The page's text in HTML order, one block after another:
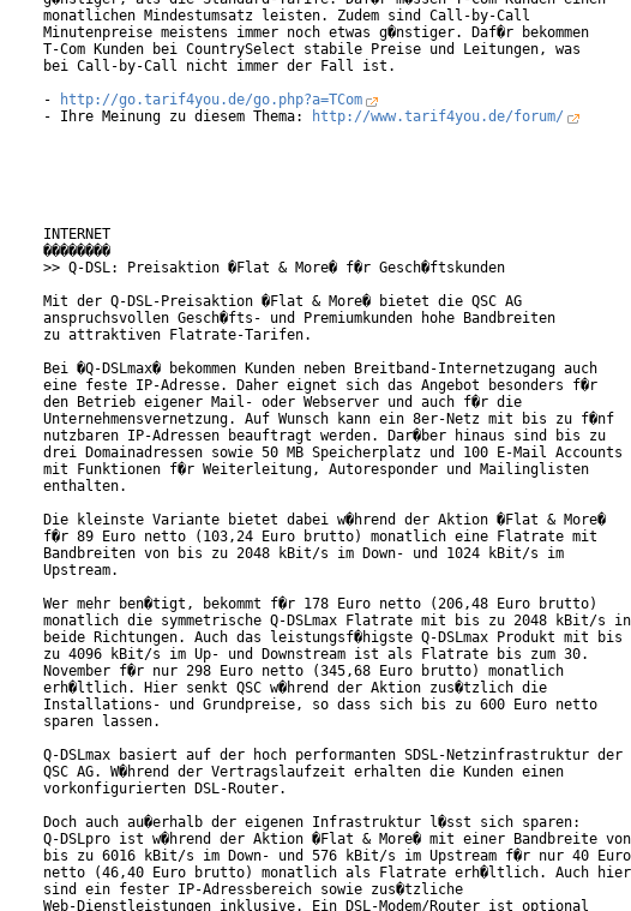
monatlichen Mindestumsatz leisten. Zudem sind Call-by-Call
Minutenpreise meistens immer noch etwas g�nstiger. Daf�r bekommen
T-Com Kunden bei CountrySelect stabile Preise und Leitungen, was
bei Call-by-Call nicht immer der Fall ist.
-
http://go.tarif4you.de/go.php?a=TCom
- Ihre Meinung zu diesem Thema:
http://www.tarif4you.de/forum/
INTERNET
��������
>> Q-DSL: Preisaktion �Flat & More� f�r Gesch�ftskunden
Mit der Q-DSL-Preisaktion �Flat & More� bietet die QSC AG
anspruchsvollen Gesch�fts- und Premiumkunden hohe Bandbreiten
zu attraktiven Flatrate-Tarifen.
Bei �Q-DSLmax� bekommen Kunden neben Breitband-Internetzugang auch
eine feste IP-Adresse. Daher eignet sich das Angebot besonders f�r
den Betrieb eigener Mail- oder Webserver und auch f�r die
Unternehmensvernetzung. Auf Wunsch kann ein 8er-Netz mit bis zu f�nf
nutzbaren IP-Adressen beauftragt werden. Dar�ber hinaus sind bis zu
drei Domainadressen sowie 50 MB Speicherplatz und 100 E-Mail Accounts
mit Funktionen f�r Weiterleitung, Autoresponder und Mailinglisten
enthalten.
Die kleinste Variante bietet dabei w�hrend der Aktion �Flat & More�
f�r 89 Euro netto (103,24 Euro brutto) monatlich eine Flatrate mit
Bandbreiten von bis zu 2048 kBit/s im Down- und 1024 kBit/s im
Upstream.
Wer mehr ben�tigt, bekommt f�r 178 Euro netto (206,48 Euro brutto)
monatlich die symmetrische Q-DSLmax Flatrate mit bis zu 2048 kBit/s in
beide Richtungen. Auch das leistungsf�higste Q-DSLmax Produkt mit bis
zu 4096 kBit/s im Up- und Downstream ist als Flatrate bis zum 30.
November f�r nur 298 Euro netto (345,68 Euro brutto) monatlich
erh�ltlich. Hier senkt QSC w�hrend der Aktion zus�tzlich die
Installations- und Grundpreise, so dass sich bis zu 600 Euro netto
sparen lassen.
Q-DSLmax basiert auf der hoch performanten SDSL-Netzinfrastruktur der
QSC AG. W�hrend der Vertragslaufzeit erhalten die Kunden einen
vorkonfigurierten DSL-Router.
Doch auch au�erhalb der eigenen Infrastruktur l�sst sich sparen:
Q-DSLpro ist w�hrend der Aktion �Flat & More� mit einer Bandbreite von
bis zu 6016 kBit/s im Down- und 576 kBit/s im Upstream f�r nur 40 Euro
netto (46,40 Euro brutto) monatlich als Flatrate erh�ltlich. Auch hier
sind ein fester IP-Adressbereich sowie zus�tzliche
Web-Dienstleistungen inklusive. Ein DSL-Modem/Router ist optional